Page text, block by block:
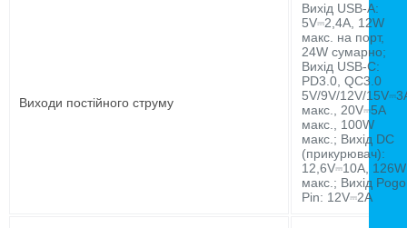
Виходи постійного струму
Вихід USB-A:
5V⎓2,4A, 12W
макс. на порт,
24W сумарно;
Вихід USB-C:
PD3.0, QC3.0
5V/9V/12V/
макс., 20V⎓5A
макс., 100W
макс.; Вихід DC
(прикурювач):
12,6V⎓10A, 126W
макс.; Вихід Pogo
Pin: 12V⎓2A